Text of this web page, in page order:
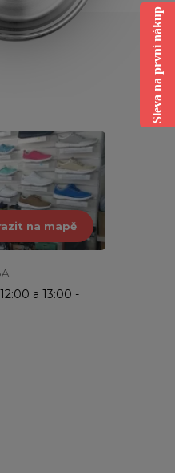
na mapě
a 13:00 -
Sleva na první nákup